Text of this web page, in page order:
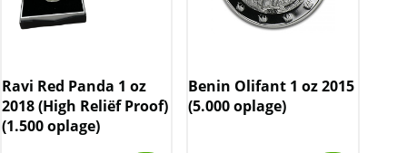
Ravi Red Panda 1 oz
2018 (High Reliëf Proof)
(1.500 oplage)
Benin Olifant 1 oz 2015
(5.000 oplage)